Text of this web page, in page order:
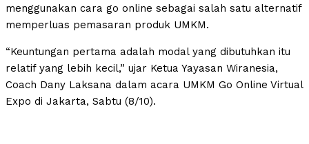
menggunakan cara go online sebagai salah satu alternatif
memperluas pemasaran produk UMKM.
“Keuntungan pertama adalah modal yang dibutuhkan itu
relatif yang lebih kecil,” ujar Ketua Yayasan Wiranesia,
Coach Dany Laksana dalam acara UMKM Go Online Virtual
Expo di Jakarta, Sabtu (8/10).